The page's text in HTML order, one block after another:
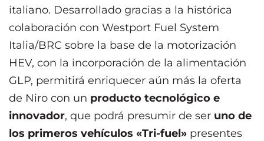
italiano. Desarrollado gracias a la histórica
colaboración con Westport Fuel System
Italia/BRC sobre la base de la motorización
HEV, con la incorporación de la alimentación
GLP, permitirá enriquecer aún más la oferta
de Niro con un producto tecnológico e
innovador, que podrá presumir de ser uno de
los primeros vehículos «Tri-fuel» presentes